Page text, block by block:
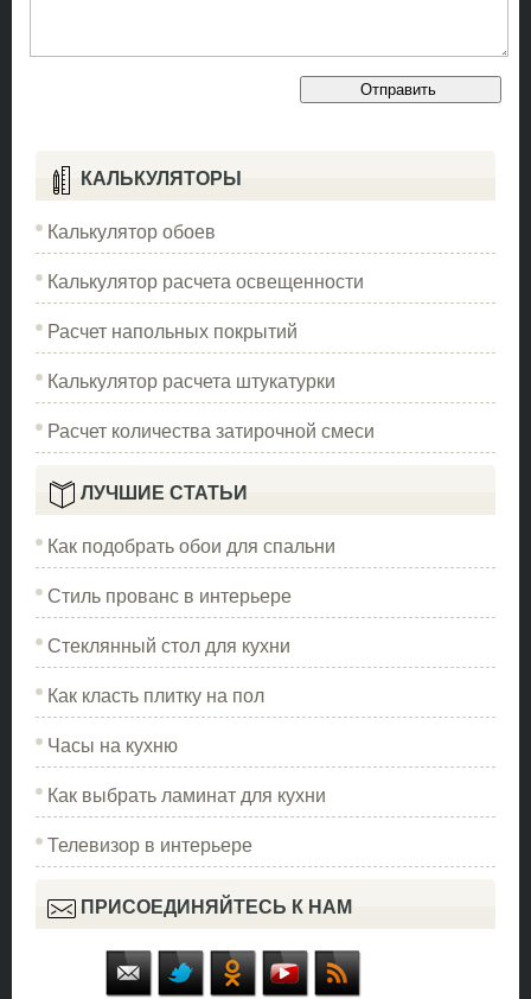
КАЛЬКУЛЯТОРЫ
Калькулятор обоев
Калькулятор расчета освещенности
Расчет напольных покрытий
Калькулятор расчета штукатурки
Расчет количества затирочной смеси
ЛУЧШИЕ СТАТЬИ
Как подобрать обои для спальни
Стиль прованс в интерьере
Стеклянный стол для кухни
Как класть плитку на пол
Часы на кухню
Как выбрать ламинат для кухни
Телевизор в интерьере
ПРИСОЕДИНЯЙТЕСЬ К НАМ